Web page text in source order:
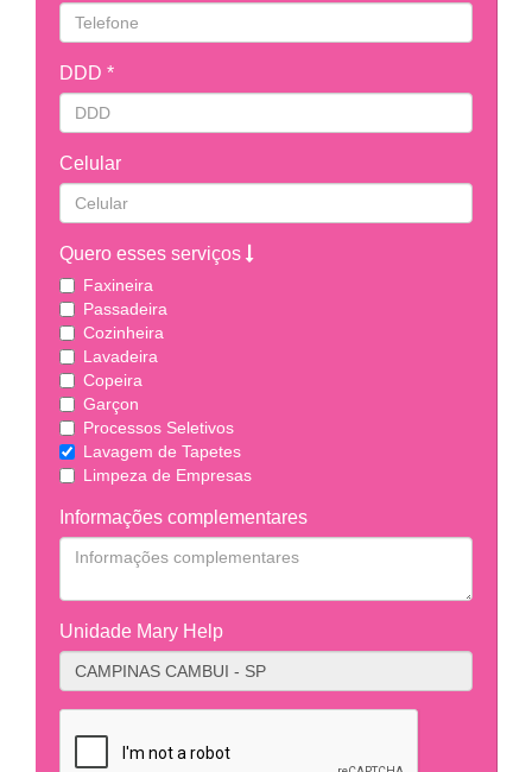
DDD *
Celular
Quero esses serviços
Faxineira
Passadeira
Cozinheira
Lavadeira
Copeira
Garçon
Processos Seletivos
Lavagem de Tapetes
Limpeza de Empresas
Informações complementares
Unidade Mary Help